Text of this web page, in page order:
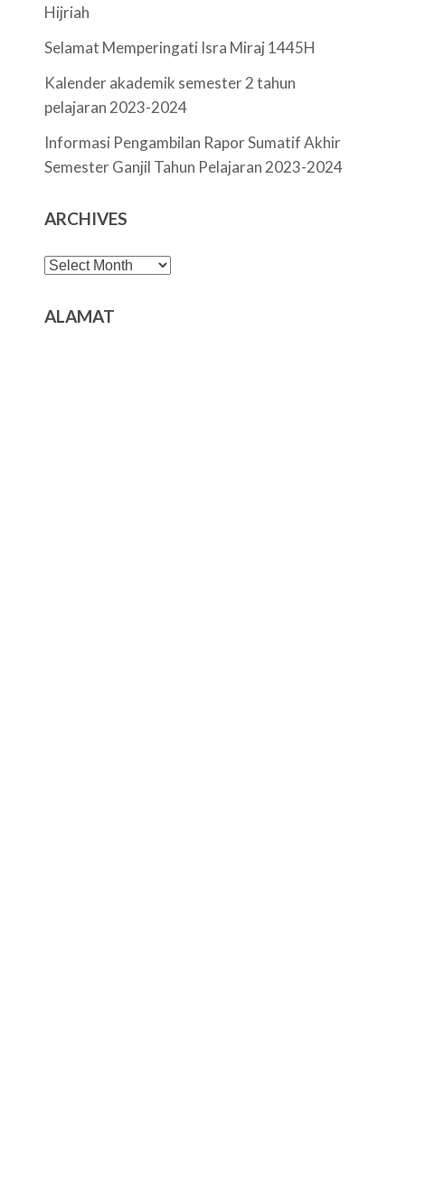
Hijriah
Selamat Memperingati Isra Miraj 1445H
Kalender akademik semester 2 tahun
pelajaran 2023-2024
Informasi Pengambilan Rapor Sumatif Akhir
Semester Ganjil Tahun Pelajaran 2023-2024
ARCHIVES
Archives
ALAMAT